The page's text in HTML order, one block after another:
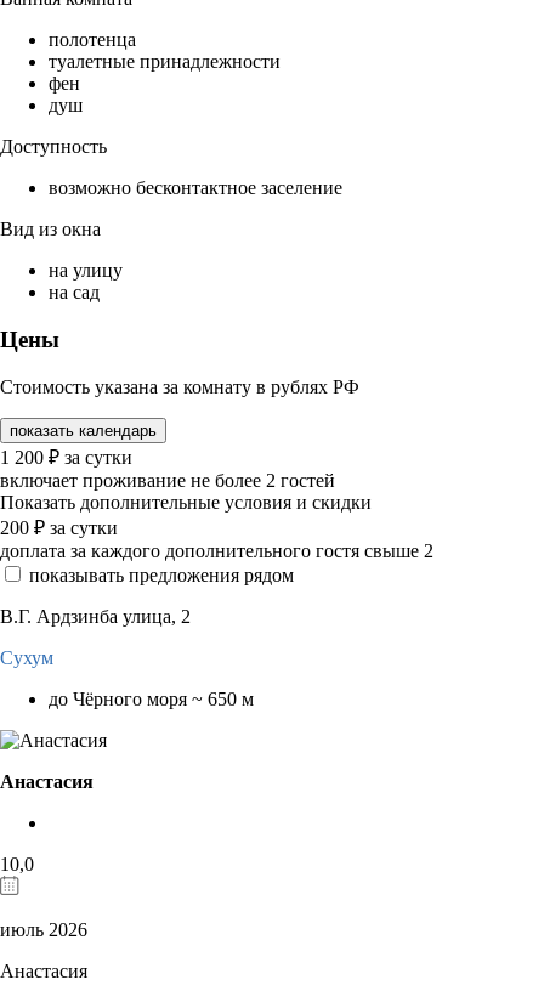
полотенца
туалетные принадлежности
фен
душ
Доступность
возможно бесконтактное заселение
Вид из окна
на улицу
на сад
Цены
Стоимость указана за комнату в рублях РФ
показать календарь
1 200 ₽ за сутки
включает проживание не более 2 гостей
Показать дополнительные условия и скидки
200 ₽ за сутки
доплата за каждого дополнительного гостя свыше 2
показывать предложения рядом
В.Г. Ардзинба улица, 2
Сухум
до Чёрного моря ~ 650 м
Анастасия
10,0
июль 2026
Анастасия